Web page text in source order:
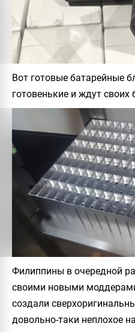
Вот готовые батарейные
готовенькие и ждут своих
Филиппины в очередной
своими новыми
создали
довольно-таки неплохое